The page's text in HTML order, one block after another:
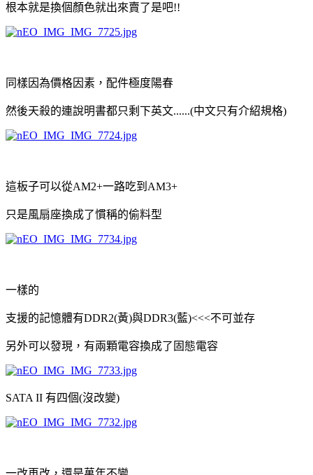
根本就是換個顏色就出來賣了是吧!!
同樣因為價格因素，配件極度陽春
然後天殺的連說明書都只剩下英文......(中文只有介紹規格)
這板子可以從AM2+一路吃到AM3+
只是風扇座換成了慣稱的偷料型
一樣的
支援的記憶體有DDR2(黃)與DDR3(藍)<<<不可並存
另外可以發現，有兩顆電容換成了固態電容
SATA II 有四個(沒改變)